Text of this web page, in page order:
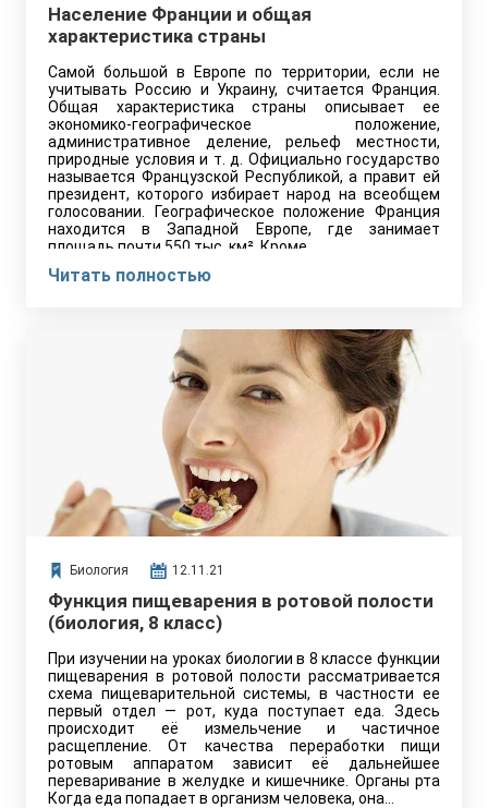
Население Франции и общая
характеристика страны
Самой большой в Европе по территории, если не
учитывать Россию и Украину, считается Франция.
Общая характеристика страны описывает ее
экономико-географическое положение,
административное деление, рельеф местности,
природные условия и т. д. Официально государство
называется Французской Республикой, а правит ей
президент, которого избирает народ на всеобщем
голосовании. Географическое положение Франция
находится в Западной Европе, где занимает
площадь почти 550 тыс. км². Кроме…
Читать полностью
Биология 12.11.21
Функция пищеварения в ротовой полости
(биология, 8 класс)
При изучении на уроках биологии в 8 классе функции
пищеварения в ротовой полости рассматривается
схема пищеварительной системы, в частности ее
первый отдел — рот, куда поступает еда. Здесь
происходит её измельчение и частичное
расщепление. От качества переработки пищи
ротовым аппаратом зависит её дальнейшее
переваривание в желудке и кишечнике. Органы рта
Когда еда попадает в организм человека, она…